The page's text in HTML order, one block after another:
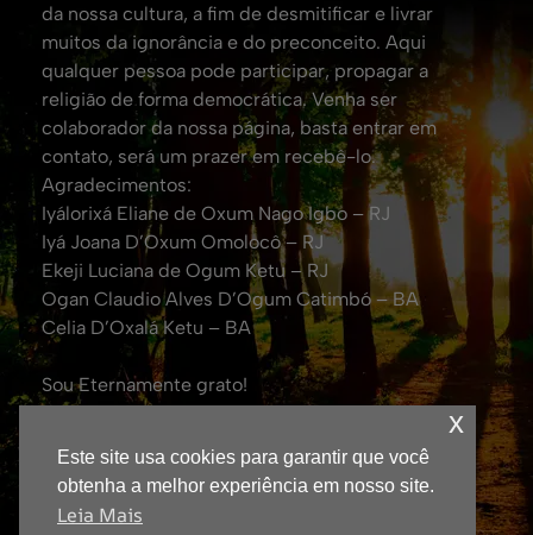
da nossa cultura, a fim de desmitificar e livrar
muitos da ignorância e do preconceito. Aqui
qualquer pessoa pode participar, propagar a
religião de forma democrática. Venha ser
colaborador da nossa página, basta entrar em
contato, será um prazer em recebê-lo.
Agradecimentos:
Iyálorixá Eliane de Oxum Nago Igbo – RJ
Iyá Joana D’Oxum Omolocô – RJ
Ekeji Luciana de Ogum Ketu – RJ
Ogan Claudio Alves D’Ogum Catimbó – BA
Celia D’Oxalá Ketu – BA
Sou Eternamente grato!
Att. Eduardo Coelho de Oxalá.
Responsável – DRT: 0043600/RJ)
Este site usa cookies para garantir que você
obtenha a melhor experiência em nosso site.
Leia Mais
x